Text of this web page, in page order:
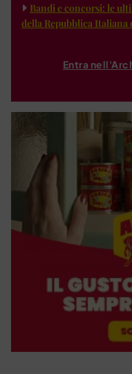
Bandi e concorsi: le
della Repubblica Italiana
Entra